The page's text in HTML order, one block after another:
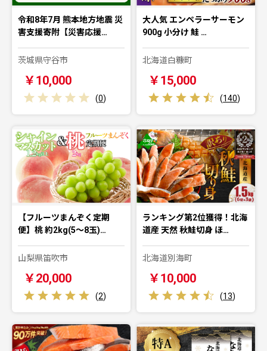
令和8年7月 熊本地方地震 災
害支援寄附【災害応援…
茨城県守谷市
￥10,000
(0)
大人気 エンペラーサーモン
900g 小分け 鮭 …
北海道白糠町
￥15,000
(140)
【フルーツまんぞく定期
便】桃 約2kg(5～8玉)…
山梨県笛吹市
￥20,000
(2)
ランキング第2位獲得！北海
道産 天然 秋鮭切身 ほ…
北海道別海町
￥10,000
(13)